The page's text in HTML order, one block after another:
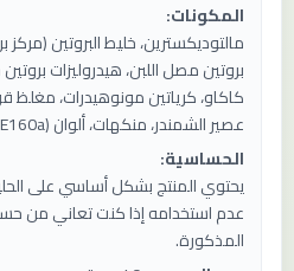
المكونات:
مالتوديكسترين، خليط البروتين
بروتين مصل اللبن، هيدروليزات
كاكاو، كرياتين مونوهيدرات، مغلظ
عصير الشمندر، منكهات، ألوان (E150c، E160a)، محلي (سوكارالوز).
الحساسية:
عدم استخدامه إذا كنت تعاني من
المذكورة.